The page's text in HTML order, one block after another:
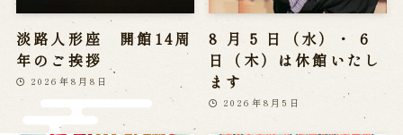
関連施設
通販サイトうずのくに
道の駅うずしお
うずの丘大鳴門橋記念館
淡路人形座 開館14周
年のご挨拶
2026年8月8日
8 月 5 日（水）・ 6
日（木）は休館いたし
ます
2026年8月5日